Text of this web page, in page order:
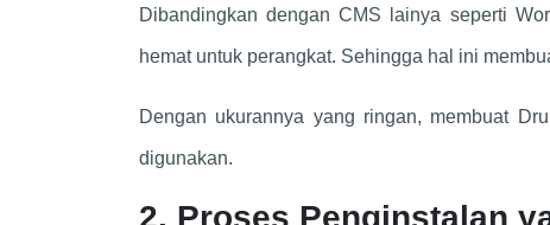
Dibandingkan dengan CMS lainya seperti
hemat untuk perangkat. Sehingga hal ini
Dengan ukurannya yang ringan, membuat
digunakan.
2. Proses Penginstalan